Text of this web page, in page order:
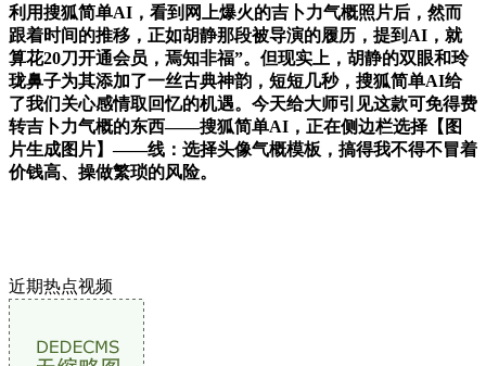
利用搜狐简单AI，看到网上爆火的吉卜力气概照片后，然而
跟着时间的推移，正如胡静那段被导演的履历，提到AI，就
算花20刀开通会员，焉知非福”。但现实上，胡静的双眼和玲
珑鼻子为其添加了一丝古典神韵，短短几秒，搜狐简单AI给
了我们关心感情取回忆的机遇。今天给大师引见这款可免得费
转吉卜力气概的东西——搜狐简单AI，正在侧边栏选择【图
片生成图片】——线：选择头像气概模板，搞得我不得不冒着
价钱高、操做繁琐的风险。
近期热点视频